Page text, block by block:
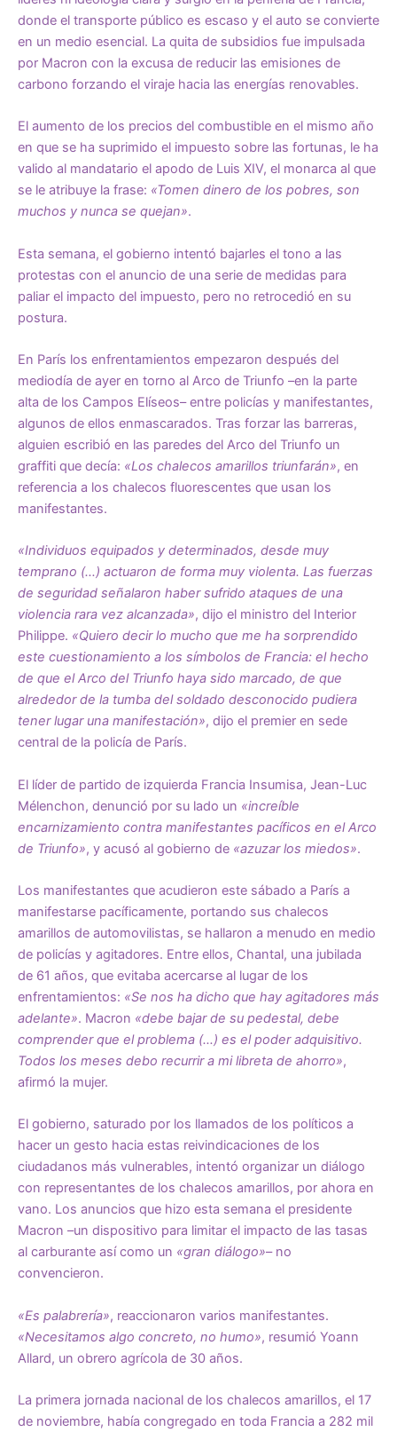
donde el transporte público es escaso y el auto se convierte
en un medio esencial. La quita de subsidios fue impulsada
por Macron con la excusa de reducir las emisiones de
carbono forzando el viraje hacia las energías renovables.
El aumento de los precios del combustible en el mismo año
en que se ha suprimido el impuesto sobre las fortunas, le ha
valido al mandatario el apodo de Luis XIV, el monarca al que
se le atribuye la frase: «Tomen dinero de los pobres, son
muchos y nunca se quejan».
Esta semana, el gobierno intentó bajarles el tono a las
protestas con el anuncio de una serie de medidas para
paliar el impacto del impuesto, pero no retrocedió en su
postura.
En París los enfrentamientos empezaron después del
mediodía de ayer en torno al Arco de Triunfo –en la parte
alta de los Campos Elíseos– entre policías y manifestantes,
algunos de ellos enmascarados. Tras forzar las barreras,
alguien escribió en las paredes del Arco del Triunfo un
graffiti que decía: «Los chalecos amarillos triunfarán», en
referencia a los chalecos fluorescentes que usan los
manifestantes.
«Individuos equipados y determinados, desde muy
temprano (…) actuaron de forma muy violenta. Las fuerzas
de seguridad señalaron haber sufrido ataques de una
violencia rara vez alcanzada», dijo el ministro del Interior
Philippe. «Quiero decir lo mucho que me ha sorprendido
este cuestionamiento a los símbolos de Francia: el hecho
de que el Arco del Triunfo haya sido marcado, de que
alrededor de la tumba del soldado desconocido pudiera
tener lugar una manifestación», dijo el premier en sede
central de la policía de París.
El líder de partido de izquierda Francia Insumisa, Jean-Luc
Mélenchon, denunció por su lado un «increíble
encarnizamiento contra manifestantes pacíficos en el Arco
de Triunfo», y acusó al gobierno de «azuzar los miedos».
Los manifestantes que acudieron este sábado a París a
manifestarse pacíficamente, portando sus chalecos
amarillos de automovilistas, se hallaron a menudo en medio
de policías y agitadores. Entre ellos, Chantal, una jubilada
de 61 años, que evitaba acercarse al lugar de los
enfrentamientos: «Se nos ha dicho que hay agitadores más
adelante». Macron «debe bajar de su pedestal, debe
comprender que el problema (…) es el poder adquisitivo.
Todos los meses debo recurrir a mi libreta de ahorro»,
afirmó la mujer.
El gobierno, saturado por los llamados de los políticos a
hacer un gesto hacia estas reivindicaciones de los
ciudadanos más vulnerables, intentó organizar un diálogo
con representantes de los chalecos amarillos, por ahora en
vano. Los anuncios que hizo esta semana el presidente
Macron –un dispositivo para limitar el impacto de las tasas
al carburante así como un «gran diálogo»– no
convencieron.
«Es palabrería», reaccionaron varios manifestantes.
«Necesitamos algo concreto, no humo», resumió Yoann
Allard, un obrero agrícola de 30 años.
La primera jornada nacional de los chalecos amarillos, el 17
de noviembre, había congregado en toda Francia a 282 mil